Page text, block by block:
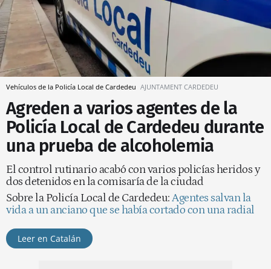
Vehículos de la Policía Local de Cardedeu AJUNTAMENT CARDEDEU
Agreden a varios agentes de la
Policía Local de Cardedeu durante
una prueba de alcoholemia
El control rutinario acabó con varios policías heridos y
dos detenidos en la comisaría de la ciudad
Sobre la Policía Local de Cardedeu:Agentes salvan la
vida a un anciano que se había cortado con una radial
Leer en Catalán